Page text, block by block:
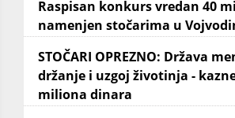
Raspisan konkurs vredan 40
namenjen stočarima u
STOČARI OPREZNO: Država
držanje i uzgoj životinja -
miliona dinara